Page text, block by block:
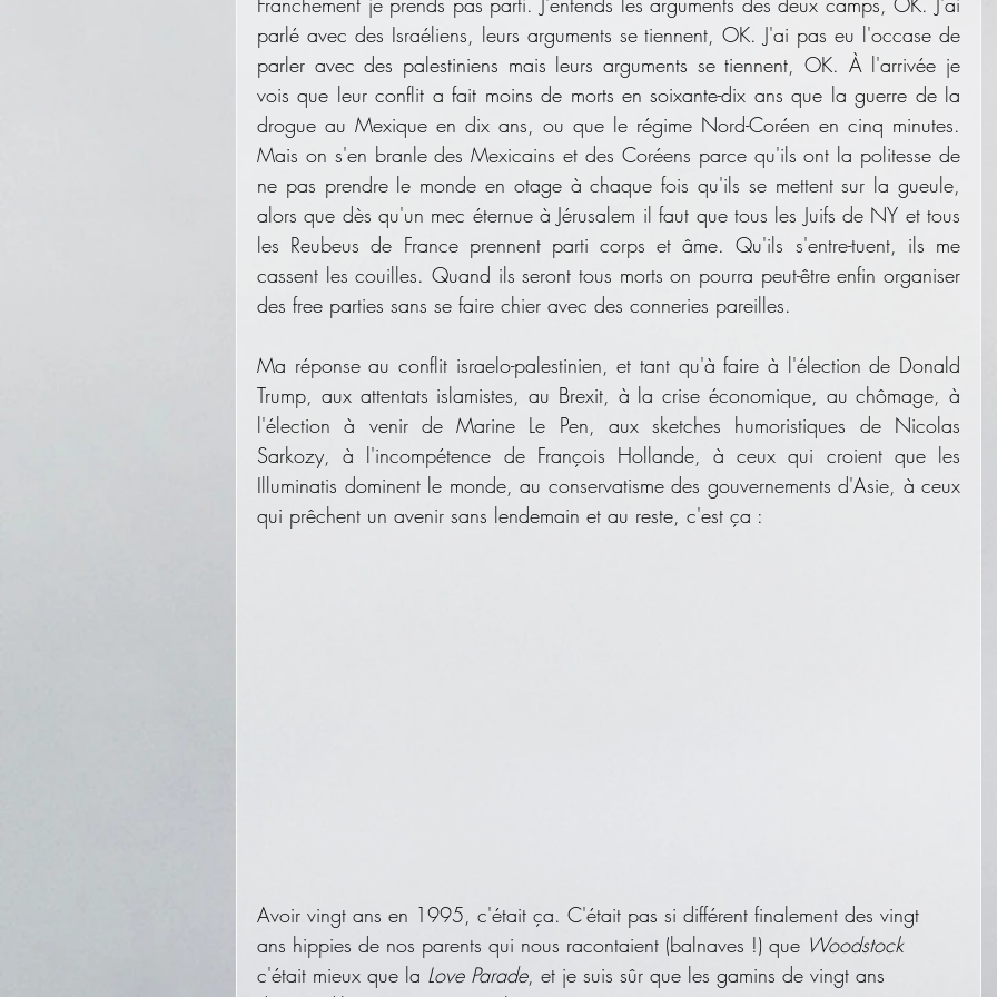
parlé avec des Israéliens, leurs arguments se tiennent, OK. J'ai pas eu l'occase de
parler avec des palestiniens mais leurs arguments se tiennent, OK. À l'arrivée je
vois que leur conflit a fait moins de morts en soixante-dix ans que la guerre de la
drogue au Mexique en dix ans, ou que le régime Nord-Coréen en cinq minutes.
Mais on s'en branle des Mexicains et des Coréens parce qu'ils ont la politesse de
ne pas prendre le monde en otage à chaque fois qu'ils se mettent sur la gueule,
alors que dès qu'un mec éternue à Jérusalem il faut que tous les Juifs de NY et tous
les Reubeus de France prennent parti corps et âme. Qu'ils s'entre-tuent, ils me
cassent les couilles. Quand ils seront tous morts on pourra peut-être enfin organiser
des free parties sans se faire chier avec des conneries pareilles.
Ma réponse au conflit israelo-palestinien, et tant qu'à faire à l'élection de Donald
Trump, aux attentats islamistes, au Brexit, à la crise économique, au chômage, à
l'élection à venir de Marine Le Pen, aux sketches humoristiques de Nicolas
Sarkozy, à l'incompétence de François Hollande, à ceux qui croient que les
Illuminatis dominent le monde, au conservatisme des gouvernements d'Asie, à ceux
qui prêchent un avenir sans lendemain et au reste, c'est ça :
Avoir vingt ans en 1995, c'était ça. C'était pas si différent finalement des vingt
ans hippies de nos parents qui nous racontaient (balnaves !) que Woodstock
c'était mieux que la Love Parade, et je suis sûr que les gamins de vingt ans